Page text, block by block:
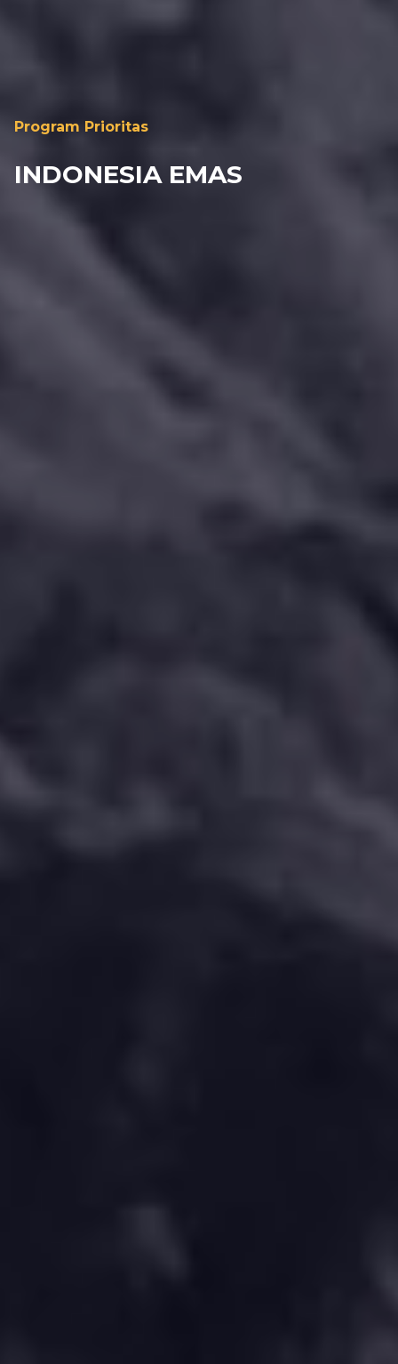
Program Prioritas
INDONESIA EMAS